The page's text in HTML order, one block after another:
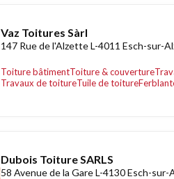
Vaz Toitures Sàrl
147 Rue de l'Alzette L-4011 Esch-sur-
Toiture bâtimentToiture & couverture
Travaux de toitureTuile de toiture
Dubois Toiture SARLS
58 Avenue de la Gare L-4130 Esch-